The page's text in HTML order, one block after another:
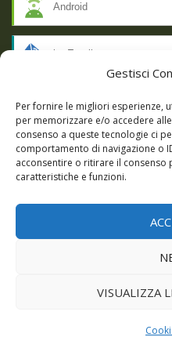
Gestisci
Per fornire le migliori esperienze,
per memorizzare e/o accedere
consenso a queste tecnologie ci
comportamento di navigazione o
acconsentire o ritirare il consenso
caratteristiche e funzioni.
VISUALIZZA
Android
by Email
RSS
SSL SECURE
|
Giochi DBC